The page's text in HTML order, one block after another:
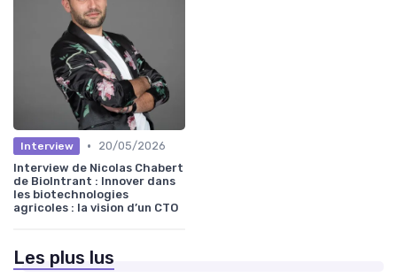
Interview •
20/05/2026
Interview de Nicolas Chabert
de BioIntrant : Innover dans
les biotechnologies
agricoles : la vision d’un CTO
Les plus lus